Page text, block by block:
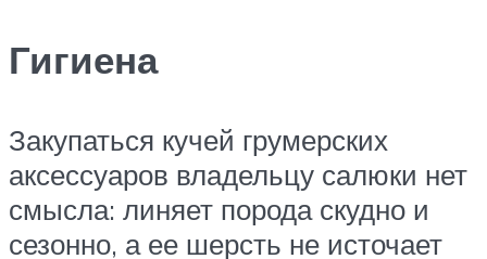
Гигиена
Закупаться кучей грумерских
аксессуаров владельцу салюки нет
смысла: линяет порода скудно и
сезонно, а ее шерсть не источает